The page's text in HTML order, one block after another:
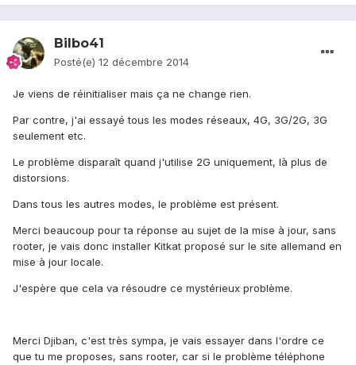
Bilbo41
Posté(e) 12 décembre 2014
Je viens de réinitialiser mais ça ne change rien.
Par contre, j'ai essayé tous les modes réseaux, 4G, 3G/2G, 3G
seulement etc.
Le problème disparaît quand j'utilise 2G uniquement, là plus de
distorsions.
Dans tous les autres modes, le problème est présent.
Merci beaucoup pour ta réponse au sujet de la mise à jour, sans
rooter, je vais donc installer Kitkat proposé sur le site allemand en
mise à jour locale.
J'espère que cela va résoudre ce mystérieux problème.
Merci Djiban, c'est très sympa, je vais essayer dans l'ordre ce
que tu me proposes, sans rooter, car si le problème téléphone